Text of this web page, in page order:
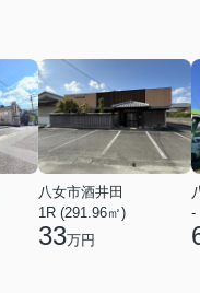
八女市酒井田
1R (291.96㎡)
33万円
-